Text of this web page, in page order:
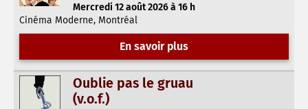
Mercredi 12 août 2026 à 16 h
Cinéma Moderne, Montréal
En savoir plus
Oublie pas le gruau
(v.o.f.)